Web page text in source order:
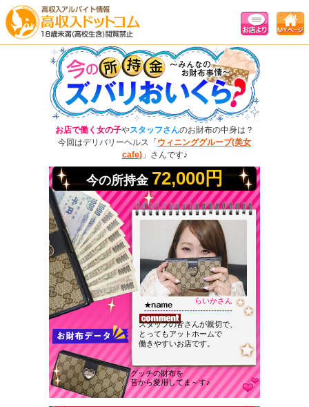
お店で働く女の子やスタッフさんのお財布の中身は？
今回はデリバリーヘルス「 ウィニンググループ(美女
cafe)」さんです♪
今の所持金 72,000円
らいかさん
スタッフの皆さんが親切で、
とってもアットホームで
働きやすいお店です。
グッチの財布を
昔から愛用してま～す♪